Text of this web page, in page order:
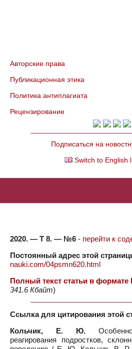
Авторские права
Публикационная этика
Политика антиплагиата
Рецензирование
Подписаться на
Switch to English
2020. — Т 8. — №6 - перейти к
Постоянный адрес этой
nauki.com/04psmn620.html
Полный текст статьи в формате
341.6 Кбайт)
Ссылка для цитирования этой
Кольчик, Е. Ю.
реагирования подростков,